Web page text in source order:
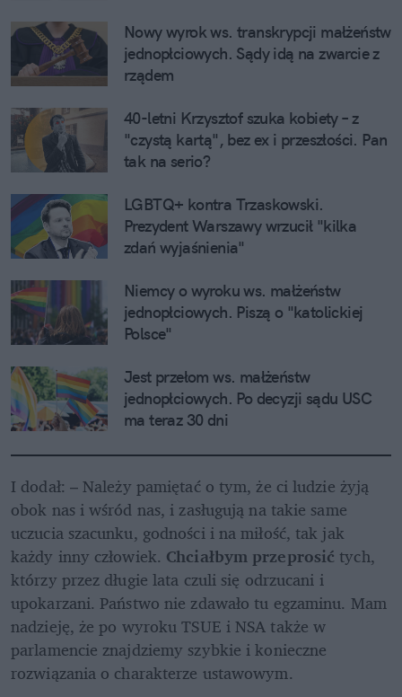
Nowy wyrok ws. transkrypcji małżeństw
jednopłciowych. Sądy idą na zwarcie z
rządem
40-letni Krzysztof szuka kobiety – z
"czystą kartą", bez ex i przeszłości. Pan
tak na serio?
LGBTQ+ kontra Trzaskowski.
Prezydent Warszawy wrzucił "kilka
zdań wyjaśnienia"
Niemcy o wyroku ws. małżeństw
jednopłciowych. Piszą o "katolickiej
Polsce"
Jest przełom ws. małżeństw
jednopłciowych. Po decyzji sądu USC
ma teraz 30 dni
I dodał: – Należy pamiętać o tym, że ci ludzie żyją
obok nas i wśród nas, i zasługują na takie same
uczucia szacunku, godności i na miłość, tak jak
każdy inny człowiek. Chciałbym przeprosić tych,
którzy przez długie lata czuli się odrzucani i
upokarzani. Państwo nie zdawało tu egzaminu. Mam
nadzieję, że po wyroku TSUE i NSA także w
parlamencie znajdziemy szybkie i konieczne
rozwiązania o charakterze ustawowym.